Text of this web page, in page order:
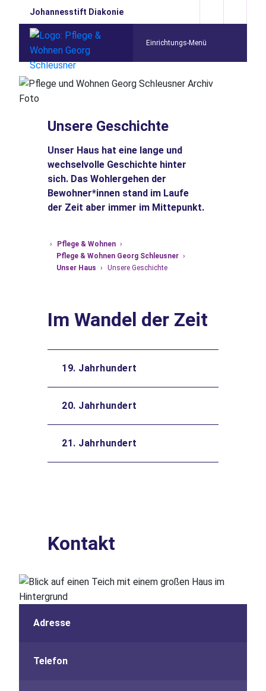
Johannesstift Diakonie
Einrichtungs-Menü
Unsere Geschichte
Unser Haus hat eine lange und
wechselvolle Geschichte hinter
sich. Das Wohlergehen der
Bewohner*innen stand im Laufe
der Zeit aber immer im Mittepunkt.
› Pflege & Wohnen ›
Pflege & Wohnen Georg Schleusner ›
Unser Haus › Unsere Geschichte
Im Wandel der Zeit
19. Jahrhundert
20. Jahrhundert
21. Jahrhundert
Kontakt
Adresse
Telefon